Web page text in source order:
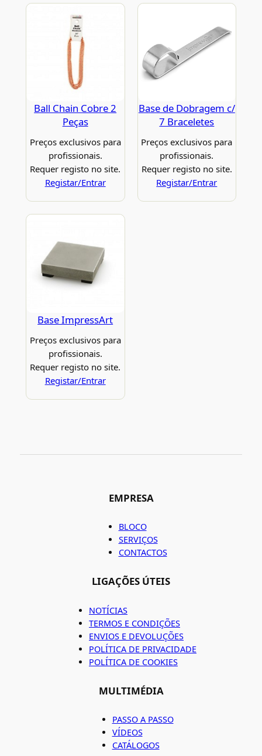
Ball Chain Cobre 2
Peças
Preços exclusivos para
profissionais.
Requer registo no site.
Registar/Entrar
Base de Dobragem c/
7 Braceletes
Preços exclusivos para
profissionais.
Requer registo no site.
Registar/Entrar
Base ImpressArt
Preços exclusivos para
profissionais.
Requer registo no site.
Registar/Entrar
EMPRESA
BLOCO
SERVIÇOS
CONTACTOS
LIGAÇÕES ÚTEIS
NOTÍCIAS
TERMOS E CONDIÇÕES
ENVIOS E DEVOLUÇÕES
POLÍTICA DE PRIVACIDADE
POLÍTICA DE COOKIES
MULTIMÉDIA
PASSO A PASSO
VÍDEOS
CATÁLOGOS